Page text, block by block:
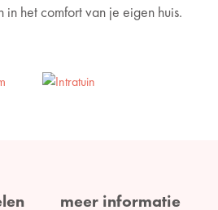
het comfort van je eigen huis.
meer informatie